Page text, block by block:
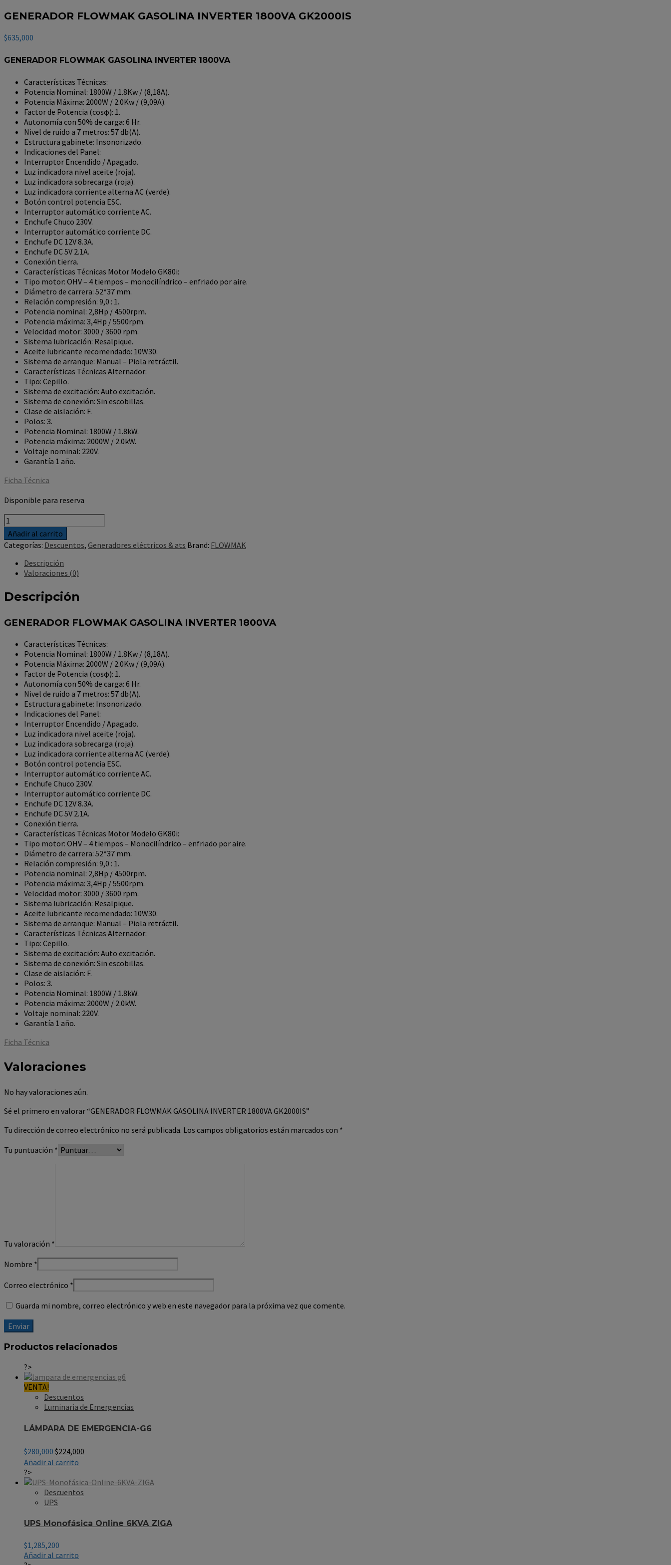
GENERADOR FLOWMAK GASOLINA INVERTER 1800VA GK2000IS
$635,000
GENERADOR FLOWMAK GASOLINA INVERTER 1800VA
Características Técnicas:
Potencia Nominal: 1800W / 1.8Kw / (8,18A).
Potencia Máxima: 2000W / 2.0Kw / (9,09A).
Factor de Potencia (cosφ): 1.
Autonomía con 50% de carga: 6 Hr.
Nivel de ruido a 7 metros: 57 db(A).
Estructura gabinete: Insonorizado.
Indicaciones del Panel:
Interruptor Encendido / Apagado.
Luz indicadora nivel aceite (roja).
Luz indicadora sobrecarga (roja).
Luz indicadora corriente alterna AC (verde).
Botón control potencia ESC.
Interruptor automático corriente AC.
Enchufe Chuco 230V.
Interruptor automático corriente DC.
Enchufe DC 12V 8.3A.
Enchufe DC 5V 2.1A.
Conexión tierra.
Características Técnicas Motor Modelo GK80i:
Tipo motor: OHV – 4 tiempos – monocilíndrico – enfriado por aire.
Diámetro de carrera: 52*37 mm.
Relación compresión: 9,0 : 1.
Potencia nominal: 2,8Hp / 4500rpm.
Potencia máxima: 3,4Hp / 5500rpm.
Velocidad motor: 3000 / 3600 rpm.
Sistema lubricación: Resalpique.
Aceite lubricante recomendado: 10W30.
Sistema de arranque: Manual – Piola retráctil.
Características Técnicas Alternador:
Tipo: Cepillo.
Sistema de excitación: Auto excitación.
Sistema de conexión: Sin escobillas.
Clase de aislación: F.
Polos: 3.
Potencia Nominal: 1800W / 1.8kW.
Potencia máxima: 2000W / 2.0kW.
Voltaje nominal: 220V.
Garantía 1 año.
Ficha Técnica
Disponible para reserva
GENERADOR
FLOWMAK
GASOLINA
INVERTER
1800VA
GK2000IS
cantidad
Añadir al carrito
Categorías: Descuentos, Generadores eléctricos & ats Brand: FLOWMAK
Descripción
Valoraciones (0)
Descripción
GENERADOR FLOWMAK GASOLINA INVERTER 1800VA
Características Técnicas:
Potencia Nominal: 1800W / 1.8Kw / (8,18A).
Potencia Máxima: 2000W / 2.0Kw / (9,09A).
Factor de Potencia (cosφ): 1.
Autonomía con 50% de carga: 6 Hr.
Nivel de ruido a 7 metros: 57 db(A).
Estructura gabinete: Insonorizado.
Indicaciones del Panel:
Interruptor Encendido / Apagado.
Luz indicadora nivel aceite (roja).
Luz indicadora sobrecarga (roja).
Luz indicadora corriente alterna AC (verde).
Botón control potencia ESC.
Interruptor automático corriente AC.
Enchufe Chuco 230V.
Interruptor automático corriente DC.
Enchufe DC 12V 8.3A.
Enchufe DC 5V 2.1A.
Conexión tierra.
Características Técnicas Motor Modelo GK80i:
Tipo motor: OHV – 4 tiempos – Monocilíndrico – enfriado por aire.
Diámetro de carrera: 52*37 mm.
Relación compresión: 9,0 : 1.
Potencia nominal: 2,8Hp / 4500rpm.
Potencia máxima: 3,4Hp / 5500rpm.
Velocidad motor: 3000 / 3600 rpm.
Sistema lubricación: Resalpique.
Aceite lubricante recomendado: 10W30.
Sistema de arranque: Manual – Piola retráctil.
Características Técnicas Alternador:
Tipo: Cepillo.
Sistema de excitación: Auto excitación.
Sistema de conexión: Sin escobillas.
Clase de aislación: F.
Polos: 3.
Potencia Nominal: 1800W / 1.8kW.
Potencia máxima: 2000W / 2.0kW.
Voltaje nominal: 220V.
Garantía 1 año.
Ficha Técnica
Valoraciones
No hay valoraciones aún.
Sé el primero en valorar “GENERADOR FLOWMAK GASOLINA INVERTER 1800VA GK2000IS”
Tu dirección de correo electrónico no será publicada. Los campos obligatorios están marcados con *
Tu puntuación *
Tu valoración *
Nombre *
Correo electrónico *
Guarda mi nombre, correo electrónico y web en este navegador para la próxima vez que comente.
Productos relacionados
?>
VENTA!
Descuentos
Luminaria de Emergencias
LÁMPARA DE EMERGENCIA-G6
$280,000El
precio
original
era:
$280,000.
$224,000
es:
$224,000.
Añadir al carrito
?>
Descuentos
UPS
UPS Monofásica Online 6KVA ZIGA
$1,285,200
Añadir al carrito